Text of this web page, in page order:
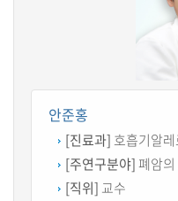
안준홍
[진료과] 호흡기알
[주연구분야]폐암
[직위] 교수